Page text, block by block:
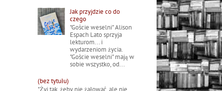
Jak przyjdzie co do
czego
"Goście weselni" Alison
Espach Lato sprzyja
lekturom... i
wydarzeniom życia.
"Goście weselni" mają w
sobie wszystko, od...
(bez tytułu)